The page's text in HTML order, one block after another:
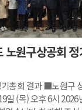
원구상공회 정
총회 결과 ■노원구
일 (목) 오후 6시 2026